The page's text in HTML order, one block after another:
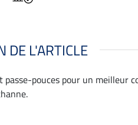
DE L'ARTICLE
pouces pour un meilleur